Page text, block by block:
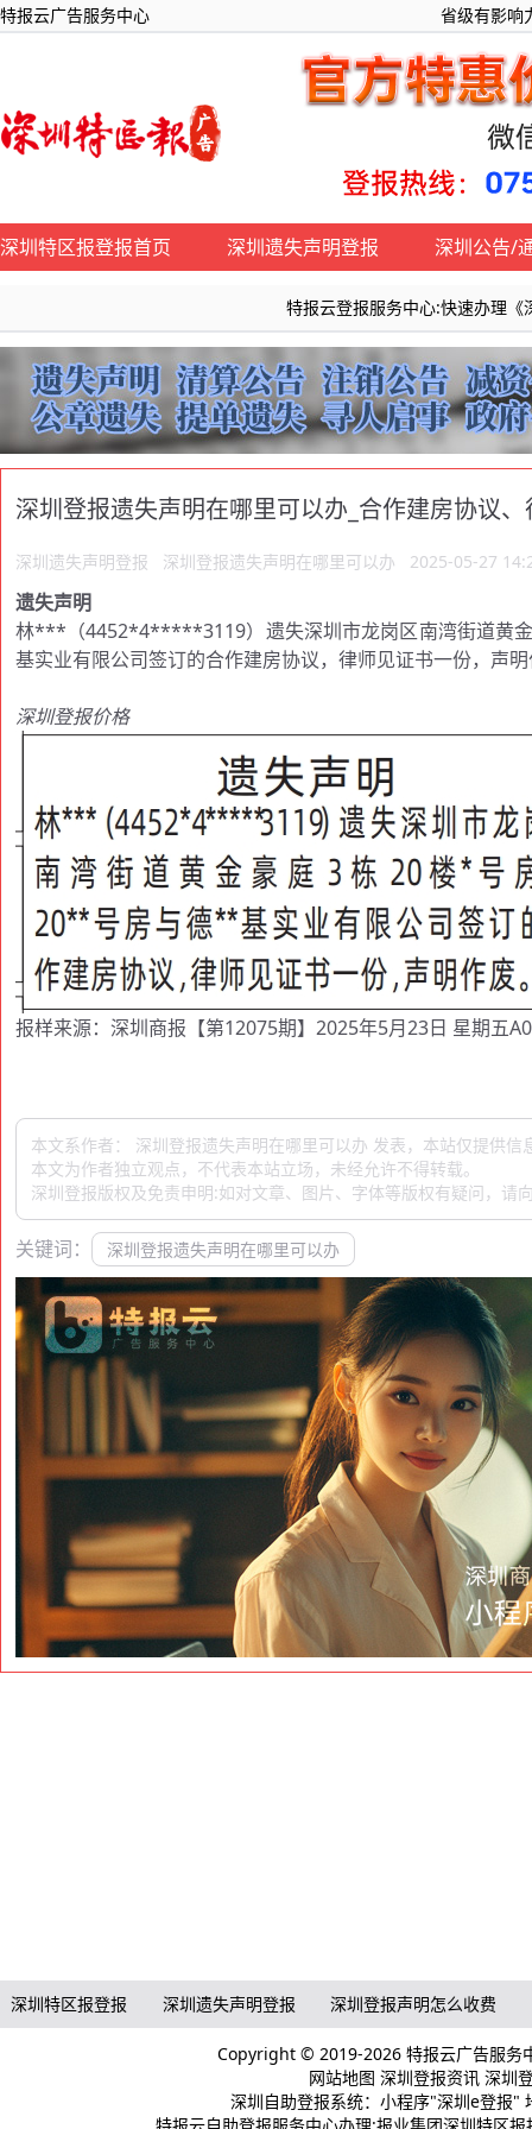
特报云广告服务中心 省级有影响
深圳特区报登报首页 深圳遗失声明登报 深圳公告/
特报云登报服务中心:快速办理《深
深圳登报遗失声明在哪里可以办_合作建房协议
深圳遗失声明登报 深圳登报遗失声明在哪里可以办 2025-05-27
遗失声明
林***（4452*4*****3119）遗失深圳市龙岗区南湾街道黄
基实业有限公司签订的合作建房协议，律师见证书一份，声
深圳登报价格
报样来源：深圳商报【第12075期】2025年5月23日 星期五
本文系作者： 深圳登报遗失声明在哪里可以办 发表，本站仅提供信
本文为作者独立观点，不代表本站立场，未经允许不得转载。
深圳登报版权及免责申明:如对文章、图片、字体等版权有疑问，请
关键词： 深圳登报遗失声明在哪里可以办
深圳特区报登报 深圳遗失声明登报 深圳登报声明怎么收费
Copyright © 2019-2026 特报云广告服务
网站地图 深圳登报资讯深圳
深圳自助登报系统：小程序"深圳e登报"